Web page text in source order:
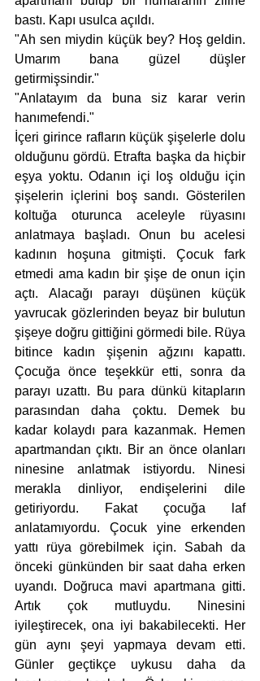
bastı. Kapı usulca açıldı.
"Ah sen miydin küçük bey? Hoş geldin.
Umarım bana güzel düşler
getirmişsindir."
"Anlatayım da buna siz karar verin
hanımefendi."
İçeri girince rafların küçük şişelerle dolu
olduğunu gördü. Etrafta başka da hiçbir
eşya yoktu. Odanın içi loş olduğu için
şişelerin içlerini boş sandı. Gösterilen
koltuğa oturunca aceleyle rüyasını
anlatmaya başladı. Onun bu acelesi
kadının hoşuna gitmişti. Çocuk fark
etmedi ama kadın bir şişe de onun için
açtı. Alacağı parayı düşünen küçük
yavrucak gözlerinden beyaz bir bulutun
şişeye doğru gittiğini görmedi bile. Rüya
bitince kadın şişenin ağzını kapattı.
Çocuğa önce teşekkür etti, sonra da
parayı uzattı. Bu para dünkü kitapların
parasından daha çoktu. Demek bu
kadar kolaydı para kazanmak. Hemen
apartmandan çıktı. Bir an önce olanları
ninesine anlatmak istiyordu. Ninesi
merakla dinliyor, endişelerini dile
getiriyordu. Fakat çocuğa laf
anlatamıyordu. Çocuk yine erkenden
yattı rüya görebilmek için. Sabah da
önceki günkünden bir saat daha erken
uyandı. Doğruca mavi apartmana gitti.
Artık çok mutluydu. Ninesini
iyileştirecek, ona iyi bakabilecekti. Her
gün aynı şeyi yapmaya devam etti.
Günler geçtikçe uykusu daha da